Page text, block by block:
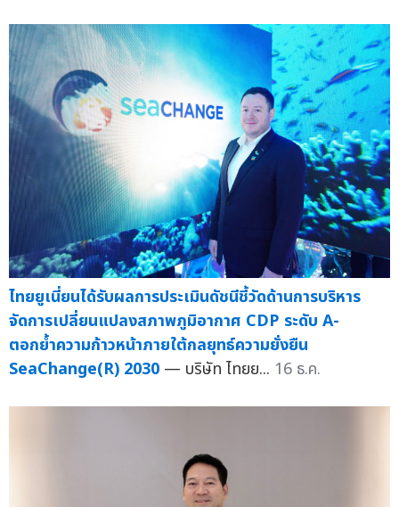
ไทยยูเนี่ยนได้รับผลการประเมินดัชนีชี้วัดด้านการบริหาร
จัดการเปลี่ยนแปลงสภาพภูมิอากาศ CDP ระดับ A-
ตอกย้ำความก้าวหน้าภายใต้กลยุทธ์ความยั่งยืน
SeaChange(R) 2030 — บริษัท ไทยย... 16 ธ.ค.